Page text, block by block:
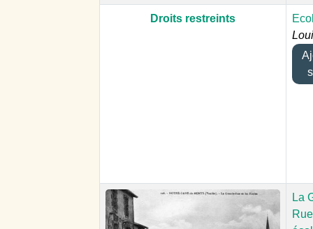
Droits restreints
La